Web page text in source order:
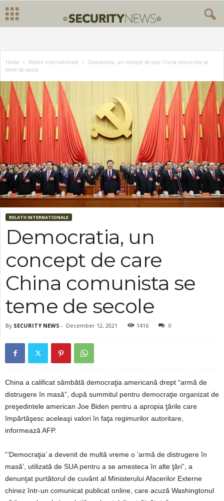
Home Relatii internationale
Democratia, un concept de care China comunista se
teme de secole
RELATII INTERNATIONALE
Democratia, un
concept de care
China comunista se
teme de secole
By SECURITY NEWS - December 12, 2021 1416 0
China a calificat sâmbătă democraţia americană drept “armă de
distrugere în masă”, după summitul pentru democraţie organizat de
preşedintele american Joe Biden pentru a apropia ţările care
împărtăşesc aceleaşi valori în faţa regimurilor autoritare,
informează AFP.
“‘Democraţia’ a devenit de multă vreme o ‘armă de distrugere în
masă’, utilizată de SUA pentru a se amesteca în alte ţări”, a
denunţat purtătorul de cuvânt al Ministerului Afacerilor Externe
chinez într-un comunicat publicat online, care acuză Washingtonul